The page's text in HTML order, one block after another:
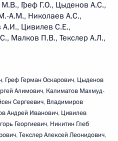
Греф Г.О., Цыденов А.С.,
А.М., Николаев А.С.,
Цивилев С.Е.,
Малков П.В., Текслер А.Л.,
, Греф Герман Оскарович, Цыденов
Алимович, Калиматов Махмуд-
Сергеевич, Владимиров
Андрей Иванович, Цивилев
Георгиевич, Никитин Глеб
,Текслер Алексей Леонидович,